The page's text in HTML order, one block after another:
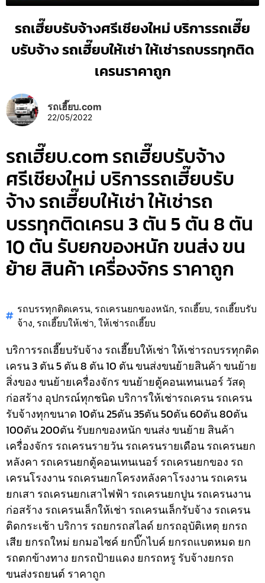
รถเฮี๊ยบรับจ้างศรีเชียงใหม่ บริการรถเฮี๊ย
บรับจ้าง รถเฮี๊ยบให้เช่า ให้เช่ารถบรรทุกติด
เครนราคาถูก
รถเฮี๊ยบ.com
22/05/2022
รถเฮี๊ยบ.com รถเฮี๊ยบรับจ้าง
ศรีเชียงใหม่ บริการรถเฮี๊ยบรับ
จ้าง รถเฮี๊ยบให้เช่า ให้เช่ารถ
บรรทุกติดเครน 3 ตัน 5 ตัน 8 ตัน
10 ตัน รับยกของหนัก ขนส่ง ขน
ย้าย สินค้า เครื่องจักร ราคาถูก
รถบรรทุกติดเครน, รถเครนยกของหนัก, รถเฮี๊ยบ, รถเฮี๊ยบรับ
จ้าง, รถเฮี๊ยบให้เช่า,ให้เช่ารถเฮี๊ยบ
บริการรถเฮี๊ยบรับจ้าง รถเฮี๊ยบให้เช่า ให้เช่ารถบรรทุกติด
เครน 3 ตัน 5 ตัน 8 ตัน 10 ตัน ขนส่งขนย้ายสินค้า ขนย้าย
สิ่งของ ขนย้ายเครื่องจักร ขนย้ายตู้คอนเทนเนอร์ วัสดุ
ก่อสร้าง อุปกรณ์ทุกชนิดบริการให้เช่ารถเครน รถเครน
รับจ้างทุกขนาด 10ตัน 25ตัน 35ตัน 50ตัน 60ตัน 80ตัน
100ตัน 200ตัน รับยกของหนัก ขนส่ง ขนย้าย สินค้า
เครื่องจักร รถเครนรายวัน รถเครนรายเดือน รถเครนยก
หลังคา รถเครนยกตู้คอนเทนเนอร์ รถเครนยกของ รถ
เครนโรงงาน รถเครนยกโครงหลังคาโรงงาน รถเครน
ยกเสา รถเครนยกเสาไฟฟ้า รถเครนยกปูน รถเครนงาน
ก่อสร้าง รถเครนเล็กให้เช่า รถเครนเล็กรับจ้าง รถเครน
ติดกระเช้าบริการ รถยกรถสไลด์ ยกรถอุบัติเหตุ ยกรถ
เสีย ยกรถใหม่ ยกมอไซค์ ยกบิ๊กไบค์ ยกรถแบตหมด ยก
รถตกข้างทาง ยกรถป้ายแดง ยกรถหรู รับจ้างยกรถ
ขนส่งรถยนต์ ราคาถูก